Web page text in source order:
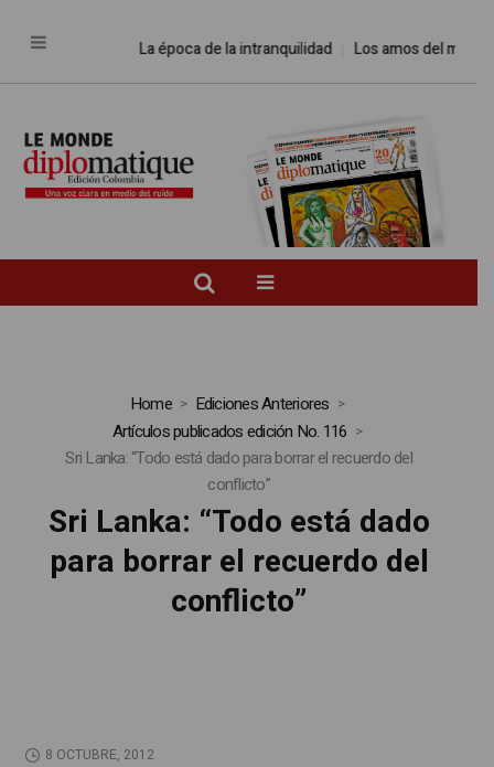
La época de la intranquilidad Los amos del mundo
Home
Ediciones Anteriores
Artículos publicados edición No. 116
Sri Lanka: “Todo está dado para borrar el recuerdo del
conflicto”
Sri Lanka: “Todo está dado
para borrar el recuerdo del
conflicto”
8 OCTUBRE, 2012